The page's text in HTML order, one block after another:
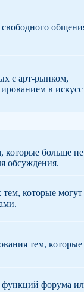
с арт-рынком,
в
которые больше не
обсуждения.
тем, которые могут
тем,
функций форума